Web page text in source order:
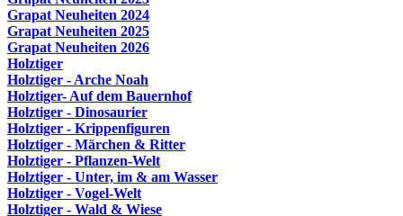
Grapat Neuheiten 2024
Grapat Neuheiten 2025
Grapat Neuheiten 2026
Holztiger
Holztiger - Arche Noah
Holztiger- Auf dem Bauernhof
Holztiger - Dinosaurier
Holztiger - Krippenfiguren
Holztiger - Märchen & Ritter
Holztiger - Pflanzen-Welt
Holztiger - Unter, im & am Wasser
Holztiger - Vogel-Welt
Holztiger - Wald & Wiese